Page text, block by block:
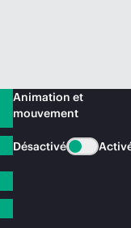
Animation et
mouvement
Désactivé